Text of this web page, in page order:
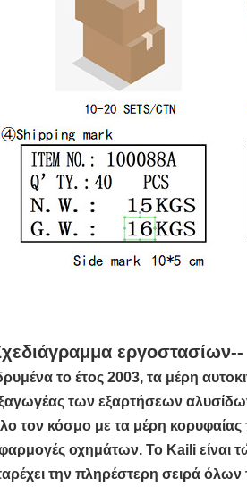
εργοστασίων--
το έτος 2003, τα μέρη
των εξαρτήσεων
τον κόσμο με τα μέρη κορυφαίας
οχημάτων. Το Kaili είναι
την πληρέστερη σειρά